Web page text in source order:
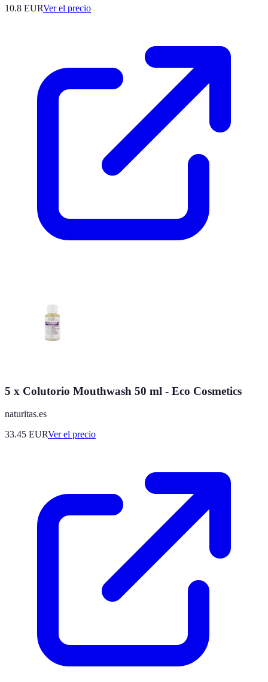
10.8 EURVer el precio
5 x Colutorio Mouthwash 50 ml - Eco Cosmetics
naturitas.es
33.45 EURVer el precio